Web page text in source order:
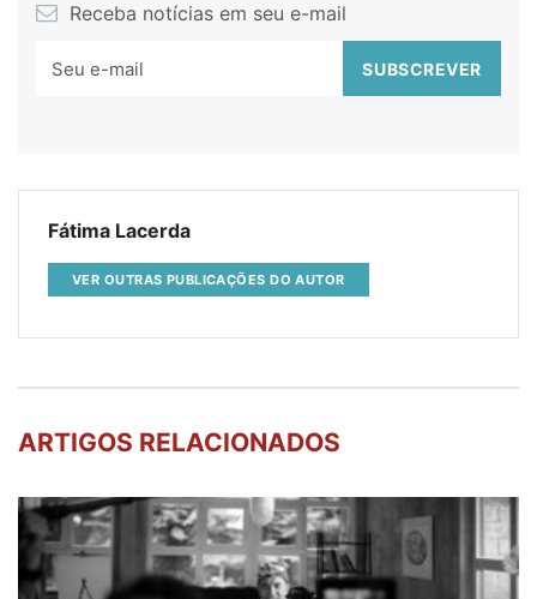
Receba notícias em seu e-mail
Fátima Lacerda
VER OUTRAS PUBLICAÇÕES DO AUTOR
ARTIGOS RELACIONADOS